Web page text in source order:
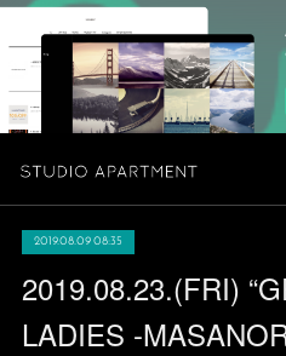
2019.08.09 08:35
2019.08.23.(FRI)
LADIES -